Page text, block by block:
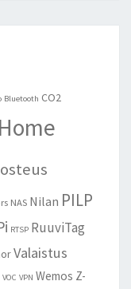
Bluetooth CO2
Home
NAS Nilan PILP
RTSP RuuviTag
Valaistus
VOC VPN Wemos Z-